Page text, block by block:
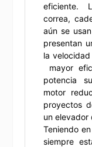
eficiente.
correa,
aún se
presentan
la
mayor
potencia
motor
proyectos
un elevador
Teniendo
siempre